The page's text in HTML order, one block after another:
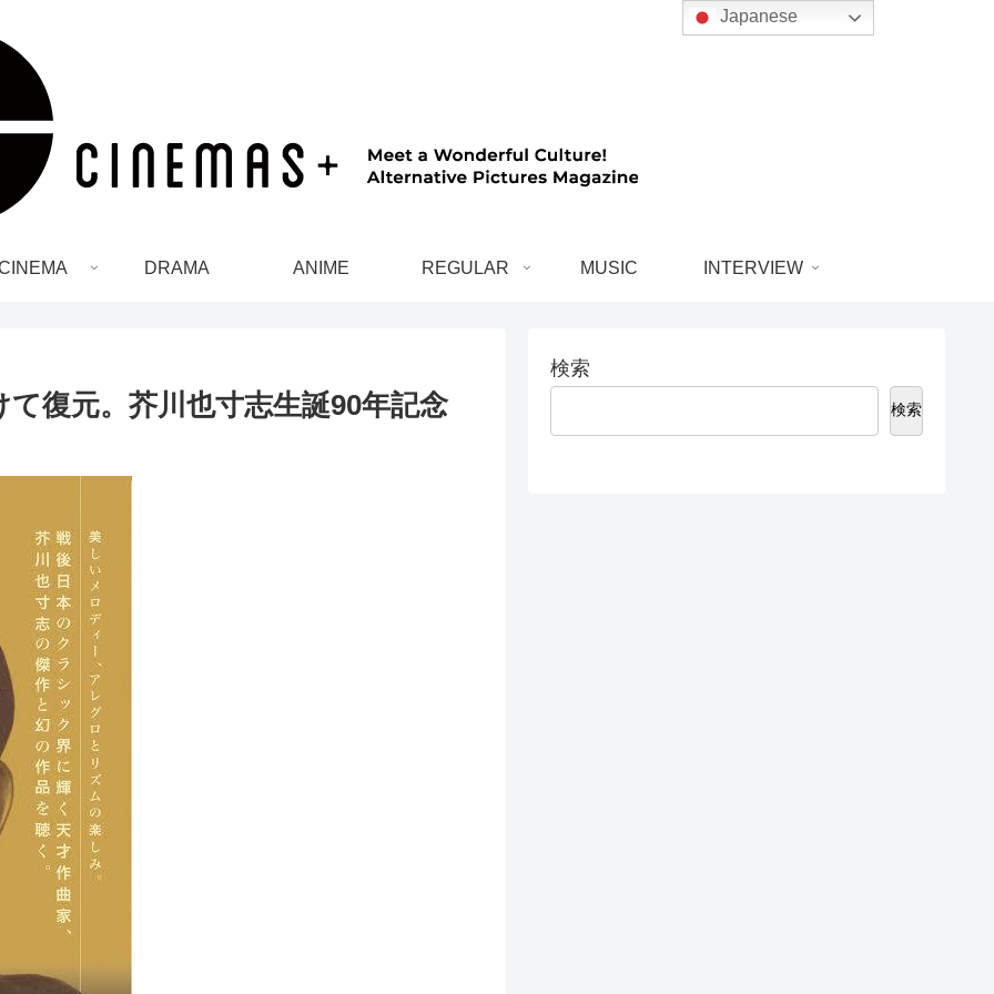
DRAMA ANIME REGULAR MUSIC INTERVIEW
復元。芥川也寸志生誕90年記念
検索
検索
Japanese